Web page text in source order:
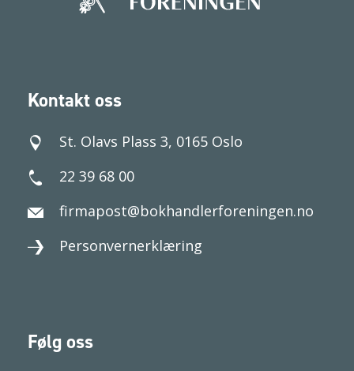
Kontakt oss
St. Olavs Plass 3, 0165 Oslo
22 39 68 00
firmapost@bokhandlerforeningen.no
Personvernerklæring
Følg oss